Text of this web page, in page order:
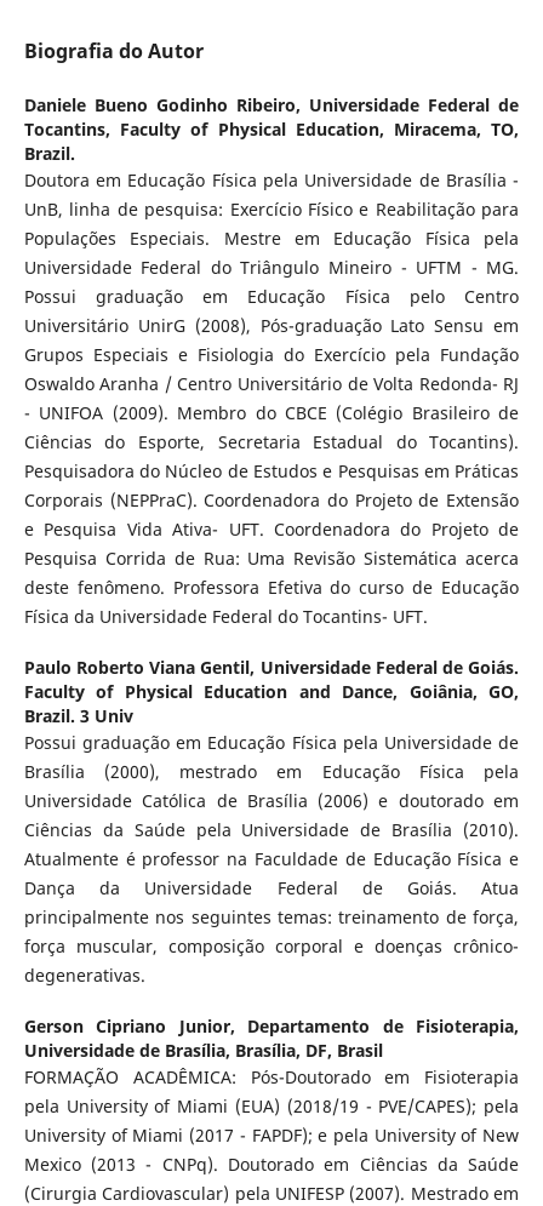
Biografia do Autor
Daniele Bueno Godinho Ribeiro, Universidade Federal de
Tocantins, Faculty of Physical Education, Miracema, TO,
Brazil.
Doutora em Educação Física pela Universidade de Brasília -
UnB, linha de pesquisa: Exercício Físico e Reabilitação para
Populações Especiais. Mestre em Educação Física pela
Universidade Federal do Triângulo Mineiro - UFTM - MG.
Possui graduação em Educação Física pelo Centro
Universitário UnirG (2008), Pós-graduação Lato Sensu em
Grupos Especiais e Fisiologia do Exercício pela Fundação
Oswaldo Aranha / Centro Universitário de Volta Redonda- RJ
- UNIFOA (2009). Membro do CBCE (Colégio Brasileiro de
Ciências do Esporte, Secretaria Estadual do Tocantins).
Pesquisadora do Núcleo de Estudos e Pesquisas em Práticas
Corporais (NEPPraC). Coordenadora do Projeto de Extensão
e Pesquisa Vida Ativa- UFT. Coordenadora do Projeto de
Pesquisa Corrida de Rua: Uma Revisão Sistemática acerca
deste fenômeno. Professora Efetiva do curso de Educação
Física da Universidade Federal do Tocantins- UFT.
Paulo Roberto Viana Gentil, Universidade Federal de Goiás.
Faculty of Physical Education and Dance, Goiânia, GO,
Brazil. 3 Univ
Possui graduação em Educação Física pela Universidade de
Brasília (2000), mestrado em Educação Física pela
Universidade Católica de Brasília (2006) e doutorado em
Ciências da Saúde pela Universidade de Brasília (2010).
Atualmente é professor na Faculdade de Educação Física e
Dança da Universidade Federal de Goiás. Atua
principalmente nos seguintes temas: treinamento de força,
força muscular, composição corporal e doenças crônico-
degenerativas.
Gerson Cipriano Junior, Departamento de Fisioterapia,
Universidade de Brasília, Brasília, DF, Brasil
FORMAÇÃO ACADÊMICA: Pós-Doutorado em Fisioterapia
pela University of Miami (EUA) (2018/19 - PVE/CAPES); pela
University of Miami (2017 - FAPDF); e pela University of New
Mexico (2013 - CNPq). Doutorado em Ciências da Saúde
(Cirurgia Cardiovascular) pela UNIFESP (2007). Mestrado em